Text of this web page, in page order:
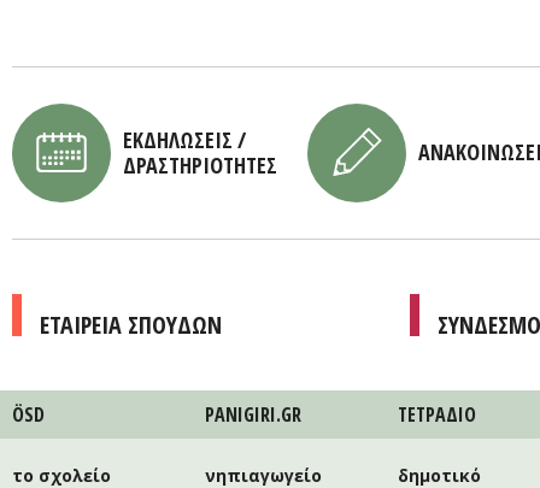
ΕΚΔΗΛΩΣΕΙΣ /
ΔΡΑΣΤΗΡΙΟΤΗΤΕΣ
ΕΤΑΙΡΕΙΑ ΣΠΟΥΔΩΝ
ÖSD PANIGIRI.GR ΤΕΤΡAΔΙΟ
το σχολείο νηπιαγωγείο δημοτικό